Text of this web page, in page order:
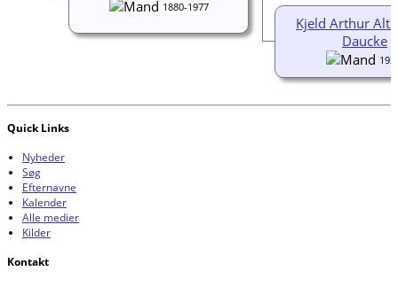
Kjeld Arthur
Daucke
1880-1977
Quick Links
Nyheder
Søg
Efternavne
Kalender
Alle medier
Kilder
Kontakt